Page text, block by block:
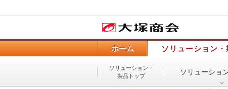
ホーム ソリューション・
ソリューション・
製品トップ
ソリューショ